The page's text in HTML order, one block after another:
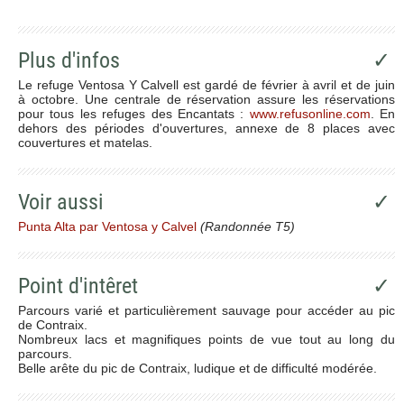
Plus d'infos ✓
Le refuge Ventosa Y Calvell est gardé de février à avril et de juin
à octobre. Une centrale de réservation assure les réservations
pour tous les refuges des Encantats : www.refusonline.com . En
dehors des périodes d'ouvertures, annexe de 8 places avec
couvertures et matelas.
Voir aussi ✓
Punta Alta par Ventosa y Calvel (Randonnée T5)
Point d'intêret ✓
Parcours varié et particulièrement sauvage pour accéder au pic
de Contraix.
Nombreux lacs et magnifiques points de vue tout au long du
parcours.
Belle arête du pic de Contraix, ludique et de difficulté modérée.